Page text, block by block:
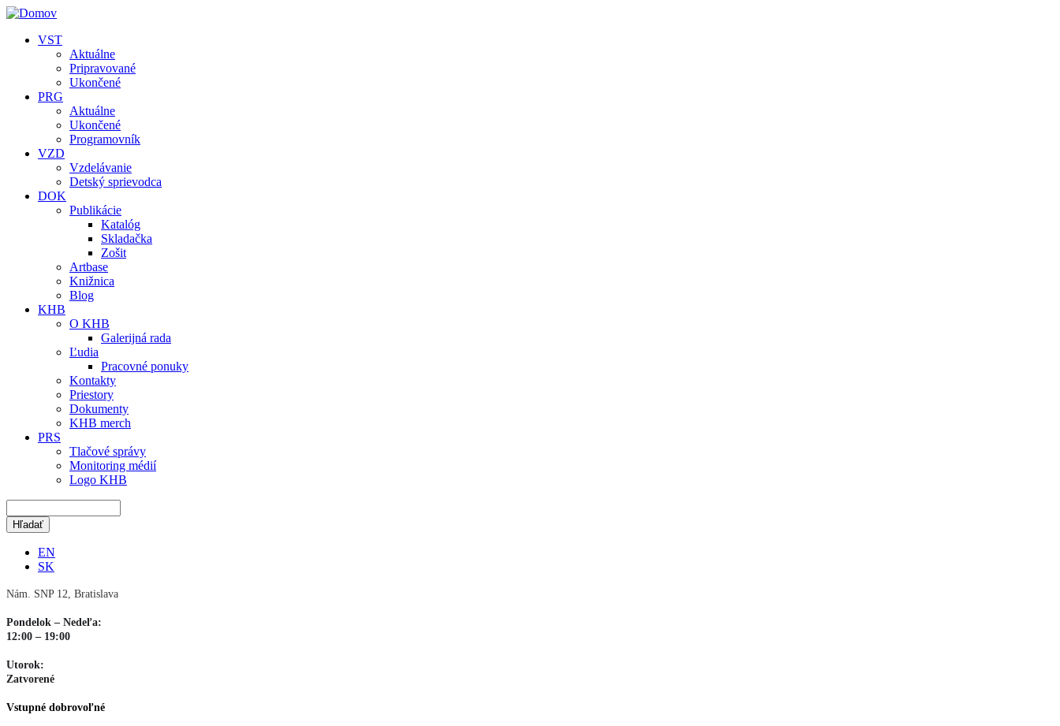
Skočiť na hlavný obsah
VST
Aktuálne
Pripravované
Ukončené
PRG
Aktuálne
Ukončené
Programovník
VZD
Vzdelávanie
Detský sprievodca
DOK
Publikácie
Katalóg
Skladačka
Zošit
Artbase
Knižnica
Blog
KHB
O KHB
Galerijná rada
Ľudia
Pracovné ponuky
Kontakty
Priestory
Dokumenty
KHB merch
PRS
Tlačové správy
Monitoring médií
Logo KHB
EN
SK
Nám. SNP 12, Bratislava
Pondelok – Nedeľa:
12:00 – 19:00
Utorok:
Zatvorené
Vstupné dobrovoľné